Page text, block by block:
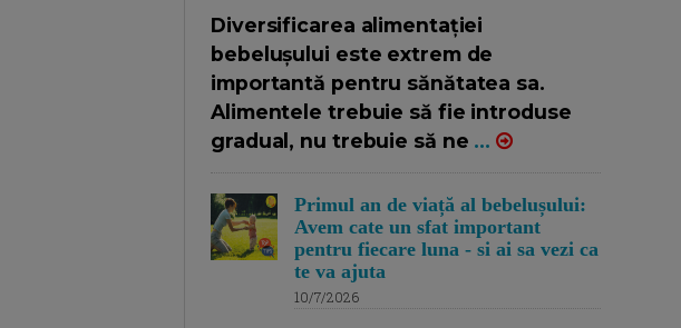
Diversificarea alimentației
bebelușului este extrem de
importantă pentru sănătatea sa.
Alimentele trebuie să fie introduse
gradual, nu trebuie să ne ...
Primul an de viață al bebelușului:
Avem cate un sfat important
pentru fiecare luna - si ai sa vezi ca
te va ajuta
10/7/2026